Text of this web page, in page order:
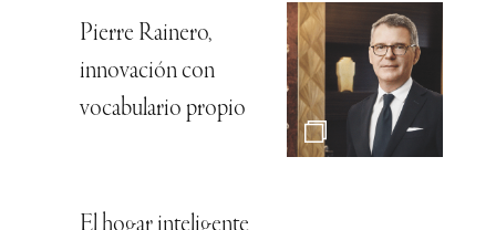
Pierre Rainero,
innovación con
vocabulario propio